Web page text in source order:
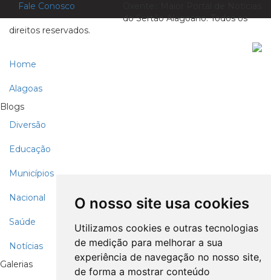
O nosso site usa cookies
Utilizamos cookies e outras tecnologias
de medição para melhorar a sua
experiência de navegação no nosso site,
de forma a mostrar conteúdo
Fale Conosco
do Sertão Alagoano. Todos os
direitos reservados.
Home
Alagoas
Blogs
Diversão
Educação
Municípios
Nacional
Saúde
Notícias
Galerias